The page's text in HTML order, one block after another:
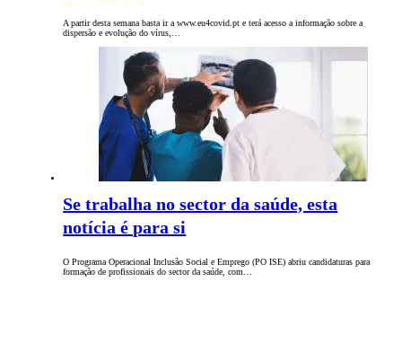
A partir desta semana basta ir a www.eu4covid.pt e terá acesso a informação sobre a
dispersão e evolução do vírus,…
Se trabalha no sector da saúde, esta
notícia é para si
O Programa Operacional Inclusão Social e Emprego (PO ISE) abriu candidaturas para
formação de profissionais do sector da saúde, com…